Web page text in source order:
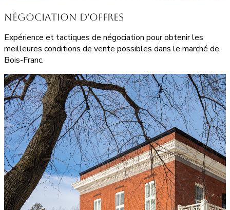
Négociation d'Offres
Expérience et tactiques de négociation pour obtenir les
meilleures conditions de vente possibles dans le marché de
Bois-Franc.